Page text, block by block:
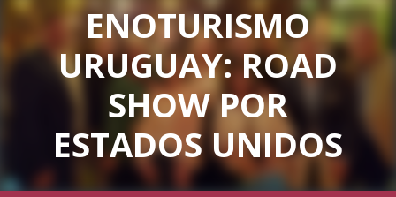
ENOTURISMO
URUGUAY: ROAD
SHOW POR
ESTADOS UNIDOS